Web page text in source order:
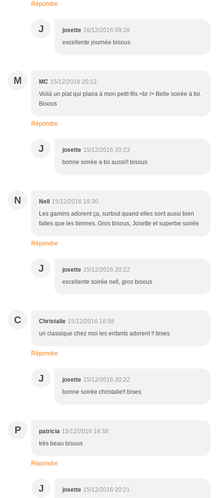
Répondre
J josette 16/12/2016 09:28
excellente journée bisous
M MC 15/12/2016 20:12
Voilà un plat qui plaira à mon petit-fils.<br /> Belle soirée à toi.
Bisous
Répondre
J josette 15/12/2016 20:23
bonne soirée a toi aussi!! bisous
N Nell
15/12/2016 19:30
Les gamins adorent ça, surtout quand elles sont aussi bien
faites que les tiennes. Gros bisous, Josette et superbe soirée
Répondre
J josette 15/12/2016 20:22
excellente soirée nell, gros bisous
C Christalie 15/12/2016 18:58
un classique chez moi les enfants adorent !! bises
Répondre
J josette 15/12/2016 20:22
bonne soirée christalie!! bises
P patricia 15/12/2016 18:38
très beau bisous
Répondre
J josette 15/12/2016 20:21